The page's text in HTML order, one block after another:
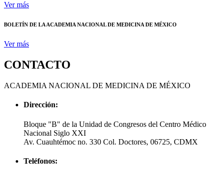
Ver más
BOLETÍN DE LA ACADEMIA NACIONAL DE MEDICINA DE MÉXICO
Ver más
CONTACTO
ACADEMIA NACIONAL DE MEDICINA DE MÉXICO
Dirección:
Bloque "B" de la Unidad de Congresos del Centro Médico
Nacional Siglo XXI
Av. Cuauhtémoc no. 330 Col. Doctores, 06725, CDMX
Teléfonos: